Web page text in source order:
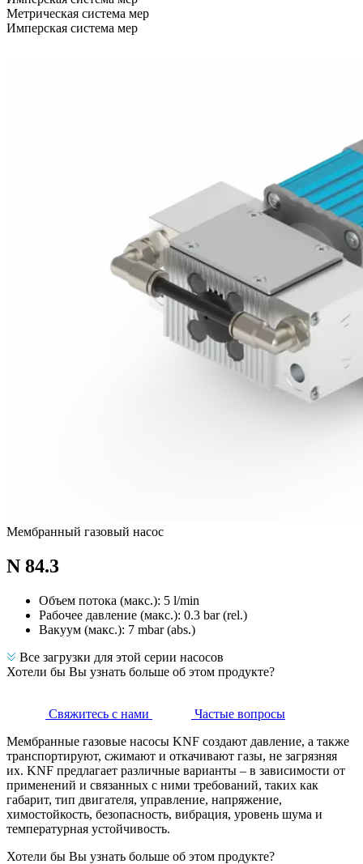
Метрическая система мер
Имперская система мер
Мембранный газовый насос
N 84.3
Объем потока (макс.): 5 l/min
Рабочее давление (макс.): 0.3 bar (rel.)
Вакуум (макс.): 7 mbar (abs.)
Все загрузки для этой серии насосов
Хотели бы Вы узнать больше об этом продукте?
Свяжитесь с нами
Частые вопросы
Мембранные газовые насосы KNF создают давление, а также
транспортируют, сжимают и откачивают газы, не загрязняя
их. KNF предлагает различные варианты – в зависимости от
применений и связанных с ними требований, таких как
габарит, тип двигателя, управление, напряжение,
химостойкость, безопасность, вибрация, уровень шума и
температурная устойчивость.
Хотели бы Вы узнать больше об этом продукте?